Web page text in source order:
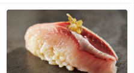
17. 匿名2014/06/16(月) 17:06:47
有吉が嫌味ジジイにな